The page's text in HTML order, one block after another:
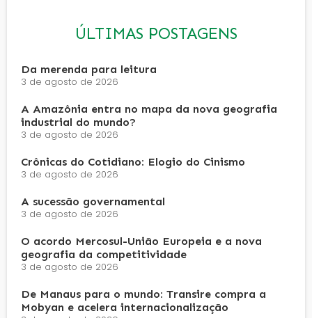
ÚLTIMAS POSTAGENS
Da merenda para leitura
3 de agosto de 2026
A Amazônia entra no mapa da nova geografia
industrial do mundo?
3 de agosto de 2026
Crônicas do Cotidiano: Elogio do Cinismo
3 de agosto de 2026
A sucessão governamental
3 de agosto de 2026
O acordo Mercosul-União Europeia e a nova
geografia da competitividade
3 de agosto de 2026
De Manaus para o mundo: Transire compra a
Mobyan e acelera internacionalização